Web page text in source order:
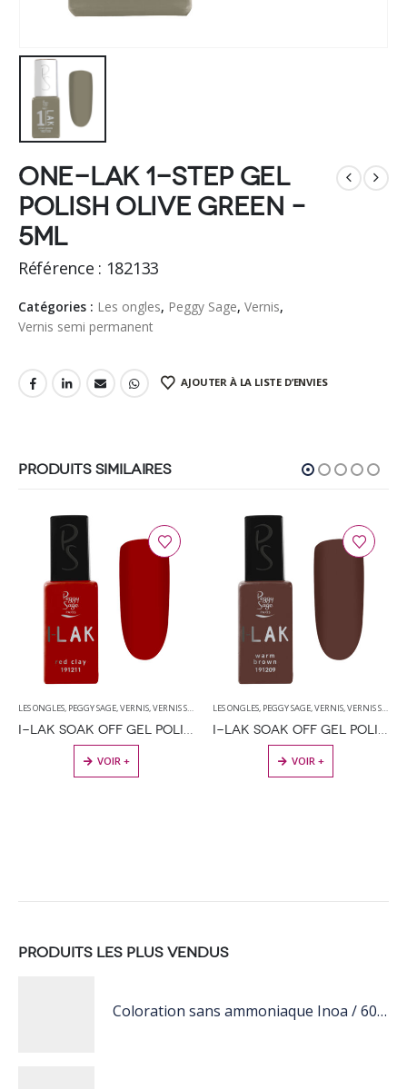
One-LAK 1-step gel
polish olive green –
5ml
Référence : 182133
Catégories : Les ongles, Peggy Sage, Vernis,
Vernis semi permanent
AJOUTER À LA LISTE D’ENVIES
PRODUITS SIMILAIRES
LES ONGLES, PEGGY SAGE,VERNIS,VERNIS SEMI PERMANENT
I-LAK SOAK OFF GEL POLISH RED CLAY 11ML
VOIR +
LES ONGLES, PEGGY SAGE,VERNIS,VERNIS SEMI PERMANENT
I-LAK SOAK OFF GEL POLISH WARM BROWN 11ML
VOIR +
PRODUITS LES PLUS VENDUS
Coloration sans ammoniaque Inoa / 60ML